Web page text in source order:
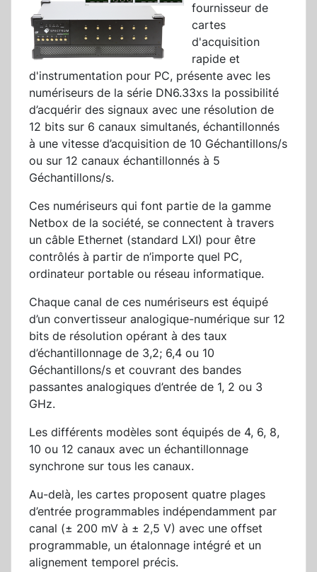
fournisseur de
cartes
d'acquisition
rapide et
d'instrumentation pour PC, présente avec les
numériseurs de la série DN6.33xs la possibilité
d’acquérir des signaux avec une résolution de
12 bits sur 6 canaux simultanés, échantillonnés
à une vitesse d’acquisition de 10 Géchantillons/s
ou sur 12 canaux échantillonnés à 5
Géchantillons/s.
Ces numériseurs qui font partie de la gamme
Netbox de la société, se connectent à travers
un câble Ethernet (standard LXI) pour être
contrôlés à partir de n’importe quel PC,
ordinateur portable ou réseau informatique.
Chaque canal de ces numériseurs est équipé
d’un convertisseur analogique-numérique sur 12
bits de résolution opérant à des taux
d’échantillonnage de 3,2; 6,4 ou 10
Géchantillons/s et couvrant des bandes
passantes analogiques d’entrée de 1, 2 ou 3
GHz.
Les différents modèles sont équipés de 4, 6, 8,
10 ou 12 canaux avec un échantillonnage
synchrone sur tous les canaux.
Au-delà, les cartes proposent quatre plages
d’entrée programmables indépendamment par
canal (± 200 mV à ± 2,5 V) avec une offset
programmable, un étalonnage intégré et un
alignement temporel précis.